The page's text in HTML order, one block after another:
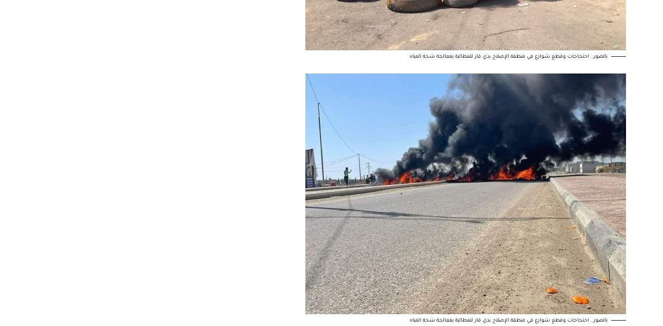
بالصور.. احتجاجات وقطع شوارع في منطقة الإصلاح بذي قار للمطالبة بمعالجة شحة المياه
بالصور.. احتجاجات وقطع شوارع في منطقة الإصلاح بذي قار للمطالبة بمعالجة شحة المياه